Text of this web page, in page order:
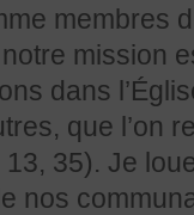
membres
mission
dans
que l’on
13, 35). Je
nos